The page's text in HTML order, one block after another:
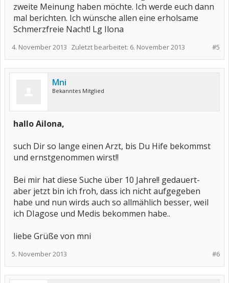
zweite Meinung haben möchte. Ich werde euch dann
mal berichten. Ich wünsche allen eine erholsame
Schmerzfreie Nacht! Lg Ilona
#5
4. November 2013 Zuletzt bearbeitet: 6. November 2013
Mni
Bekanntes Mitglied
hallo Ailona,
such Dir so lange einen Arzt, bis Du Hife bekommst
und ernstgenommen wirst!!
Bei mir hat diese Suche über 10 Jahre!! gedauert-
aber jetzt bin ich froh, dass ich nicht aufgegeben
habe und nun wirds auch so allmählich besser, weil
ich DIagose und Medis bekommen habe..
liebe Grüße von mni
#6
5. November 2013